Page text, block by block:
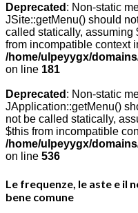
Deprecated : Non-static
JSite::getMenu() should
called statically, assuming
from incompatible context
/home/ulpeyygx/
on line 181
Deprecated : Non-static
JApplication::getMenu()
not be called statically,
$this from incompatible
/home/ulpeyygx/
on line 536
Le frequenze, le aste e il
bene comune